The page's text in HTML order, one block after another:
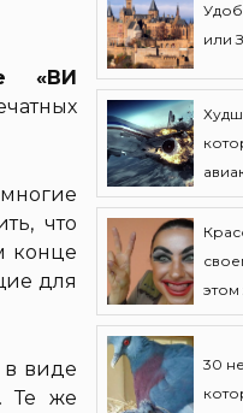
«ВИ
что
конце
для
в виде
Те же
или
30